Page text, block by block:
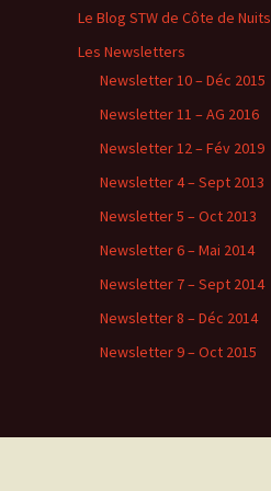
Le Blog STW de Côte de Nuits
Les Newsletters
Newsletter 10 – Déc 2015
Newsletter 11 – AG 2016
Newsletter 12 – Fév 2019
Newsletter 4 – Sept 2013
Newsletter 5 – Oct 2013
Newsletter 6 – Mai 2014
Newsletter 7 – Sept 2014
Newsletter 8 – Déc 2014
Newsletter 9 – Oct 2015